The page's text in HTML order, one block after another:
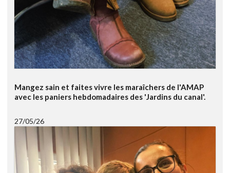
Mangez sain et faites vivre les maraîchers de l'AMAP
avec les paniers hebdomadaires des 'Jardins du canal'.
27/05/26